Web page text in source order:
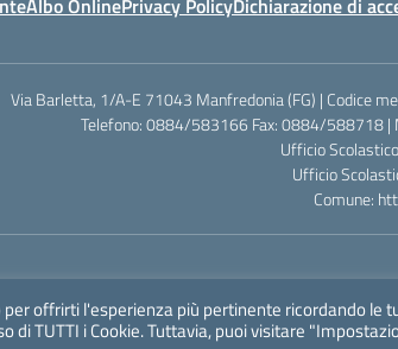
Albo OnlinePrivacy PolicyDichiarazione di
Via Barletta, 1/A-E 71043 Manfredonia (FG) | Codice
Telefono: 0884/583166 Fax: 0884/588718 |
Ufficio
Ufficio
Comune:
offrirti l'esperienza più pertinente ricordando le
di TUTTI i Cookie. Tuttavia, puoi visitare